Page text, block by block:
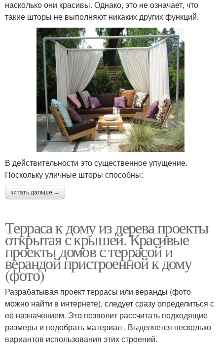
насколько они красивы. Однако, это не означает, что
такие шторы не выполняют никаких других функций.
В действительности это существенное упущение.
Поскольку уличные шторы способны:
читать дальше →
Терраса к дому из дерева проекты
открытая с крышей. Красивые
проекты домов с террасой и
верандой пристроенной к дому
(фото)
Разрабатывая проект террасы или веранды (фото
можно найти в интернете), следует сразу определиться с
её назначением. Это позволит рассчитать подходящие
размеры и подобрать материал . Выделяется несколько
вариантов использования этих строений.